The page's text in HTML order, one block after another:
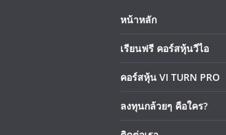
หน้าหลัก
เรียนฟรี คอร์สหุ้นวีไอ
คอร์สหุ้น VI TURN PRO
ลงทุนกล้วยๆ คือใคร?